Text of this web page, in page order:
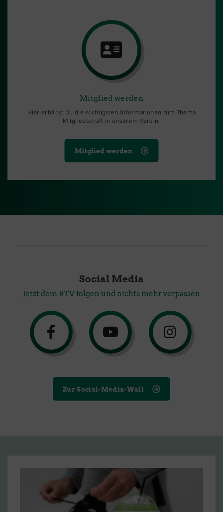
Mitglied werden
Hier erhältst Du die wichtigsten Informationen zum Thema
Mitgliedschaft in unserem Verein.
Mitglied werden
Social Media
Jetzt dem BTV folgen und nichts mehr verpassen
Zur Social-Media-Wall